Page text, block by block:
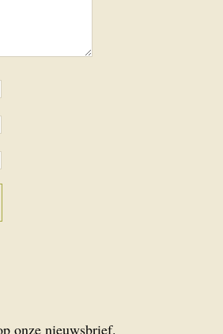
onze nieuwsbrief.